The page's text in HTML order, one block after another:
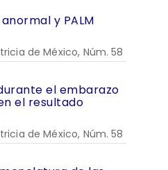
y PALM
de México, Núm. 58
el embarazo
el resultado
de México, Núm. 58